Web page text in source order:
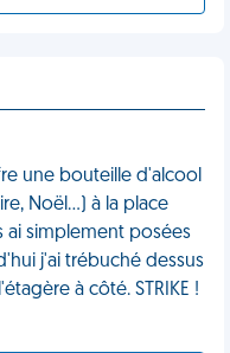
une bouteille d'alcool
Noël…) à la place
ai simplement posées
j'ai trébuché dessus
à côté. STRIKE !